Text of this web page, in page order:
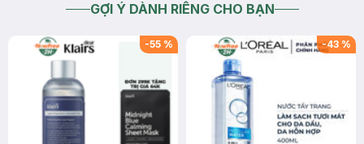
GỢI Ý DÀNH RIÊNG CHO BẠN
-55 % -43 %